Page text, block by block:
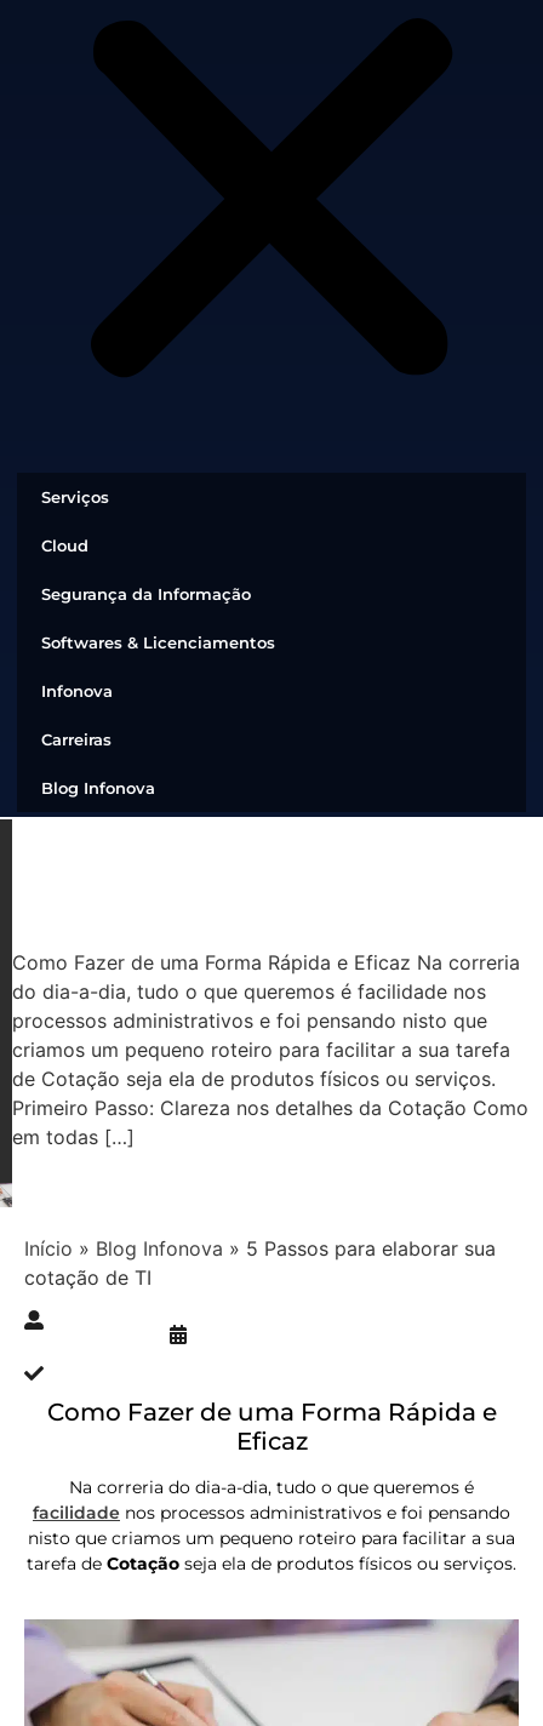
Serviços
Cloud
Segurança da Informação
Softwares & Licenciamentos
Infonova
Carreiras
Blog Infonova
Como Fazer de uma Forma Rápida e Eficaz Na correria
do dia-a-dia, tudo o que queremos é facilidade nos
processos administrativos e foi pensando nisto que
criamos um pequeno roteiro para facilitar a sua tarefa
de Cotação seja ela de produtos físicos ou serviços.
Primeiro Passo: Clareza nos detalhes da Cotação Como
em todas […]
Início » Blog Infonova » 5 Passos para elaborar sua
cotação de TI
Como Fazer de uma Forma Rápida e
Eficaz
Na correria do dia-a-dia, tudo o que queremos é
facilidade nos processos administrativos e foi pensando
nisto que criamos um pequeno roteiro para facilitar a sua
tarefa de Cotação seja ela de produtos físicos ou serviços.